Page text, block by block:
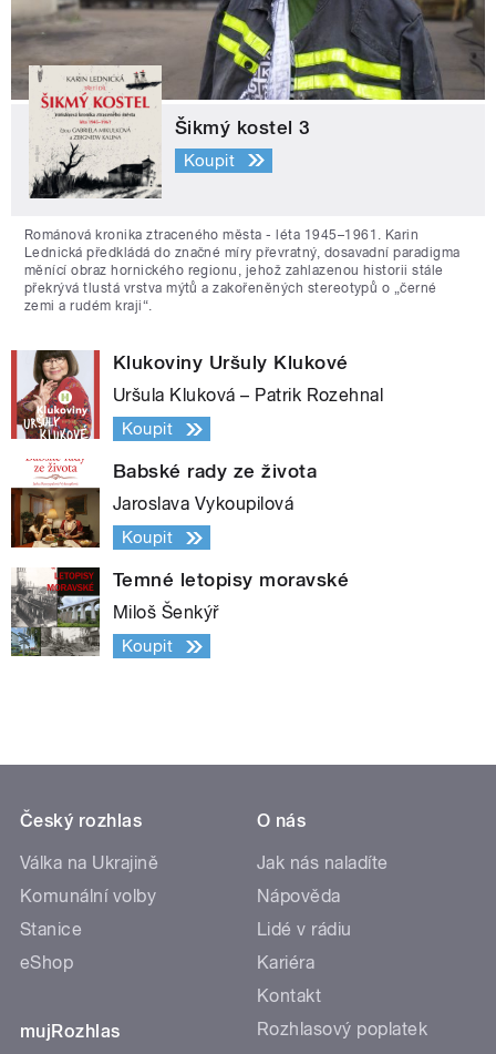
Šikmý kostel 3
Koupit
Románová kronika ztraceného města - léta 1945–1961. Karin
Lednická předkládá do značné míry převratný, dosavadní paradigma
měnící obraz hornického regionu, jehož zahlazenou historii stále
překrývá tlustá vrstva mýtů a zakořeněných stereotypů o „černé
zemi a rudém kraji“.
Klukoviny Uršuly Klukové
Uršula Kluková – Patrik Rozehnal
Koupit
Babské rady ze života
Jaroslava Vykoupilová
Koupit
Temné letopisy moravské
Miloš Šenkýř
Koupit
Český rozhlas
Válka na Ukrajině
Komunální volby
Stanice
eShop
mujRozhlas
O nás
Jak nás naladíte
Nápověda
Lidé v rádiu
Kariéra
Kontakt
Rozhlasový poplatek